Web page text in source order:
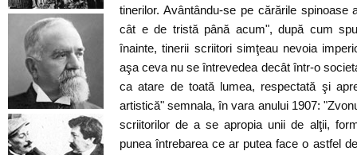
tinerilor. Avântându-se pe cărările
cât e de tristă până acum", după cum
înainte, tinerii scriitori simţeau nevoia
aşa ceva nu se întrevedea decât într-o
ca atare de toată lumea, respectată şi
artistică" semnala, în vara anului 1907:
scriitorilor de a se apropia unii de alţii,
punea întrebarea ce ar putea face o astfel